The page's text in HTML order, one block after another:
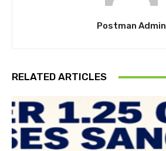
Postman Admin
RELATED ARTICLES